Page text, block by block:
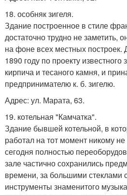
18. особняк зигеля.
Здание построенное в стиле
достаточно трудно не заметить,
на фоне всех местных
1890 году по проекту известного
кирпича и тесаного камня, и
предпринимателю к. б. зигелю.
Адрес: ул. Марата, 63.
19. котельная "Камчатка".
Здание бывшей котельной, в
работал на тот момент никому
сегодня полностью
зале частично сохранились
времени, за большими стеклами
инструменты знаменитого